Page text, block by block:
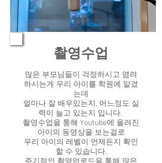
촬영수업
많은 부모님들이 걱정하시고 염려
하시는게 우리 아이를 학원에 맡겼
는데
얼마나 잘 배우있는지, 어느정도 실
력이 늘고 있는지 입니다.
촬영수업을 통해 Youtube에 올려진
아이의 동영상을 보는걸로
우리 아이의 레벨이 언제든지 확인
할 수 있습니다.